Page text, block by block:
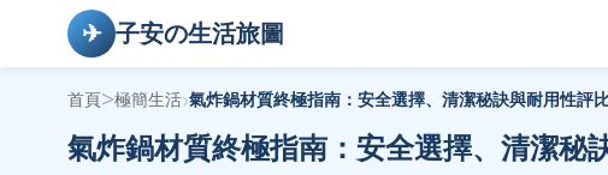
✈ 子安の生活旅圖
首頁>極簡生活›氣炸鍋材質終極指南：安全選擇、清潔秘訣與耐用性評
氣炸鍋材質終極指南：安全選擇、清潔秘